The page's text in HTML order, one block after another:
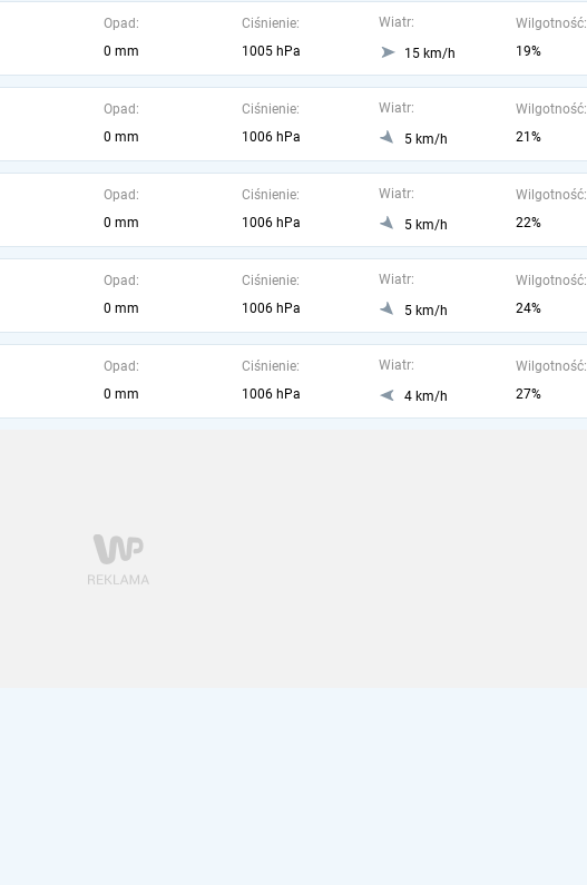
Opad:
0 mm
Ciśnienie:
1005 hPa
Wiatr:
15 km/h
Wilgotność:
19%
Opad:
0 mm
Ciśnienie:
1006 hPa
Wiatr:
5 km/h
Wilgotność:
21%
Opad:
0 mm
Ciśnienie:
1006 hPa
Wiatr:
5 km/h
Wilgotność:
22%
Opad:
0 mm
Ciśnienie:
1006 hPa
Wiatr:
5 km/h
Wilgotność:
24%
Opad:
0 mm
Ciśnienie:
1006 hPa
Wiatr:
4 km/h
Wilgotność:
27%